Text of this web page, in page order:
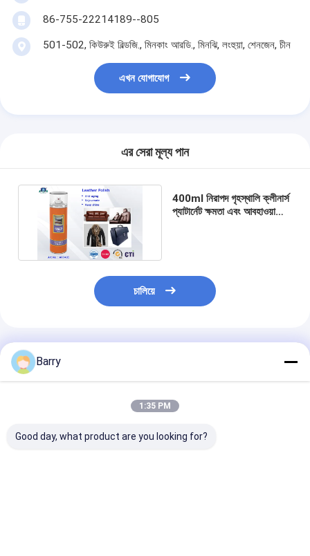
86-755-22214189--805
501-502, কিউরুই বিল্ডজি., মিনকাং আরডি., মিনঝি, লংহুয়া, শেনজেন, চীন
এখন যোগাযোগ
এর সেরা মূল্য পান
400ml নিরাপদ গৃহস্থালি ক্লীনার্স
প্যাটার্নেট ক্ষমতা এবং আবহাওয়া
চালিয়ে
প্রস্তাবিত পণ্য
Barry
1:35 PM
Good day, what product are you looking for?